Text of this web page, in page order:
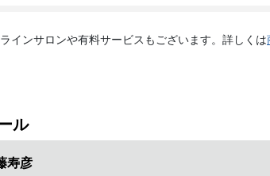
インサロンや有料サービスもございます。詳しくは
ル
寿彦